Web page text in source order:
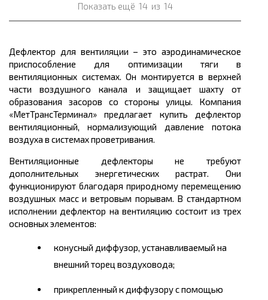
Показать ещё 14 из 14
Дефлектор для вентиляции – это аэродинамическое
приспособление для оптимизации тяги в
вентиляционных системах. Он монтируется в верхней
части воздушного канала и защищает шахту от
образования засоров со стороны улицы. Компания
«МетТрансТерминал» предлагает купить дефлектор
вентиляционный, нормализующий давление потока
воздуха в системах проветривания.
Вентиляционные дефлекторы не требуют
дополнительных энергетических растрат. Они
функционируют благодаря природному перемещению
воздушных масс и ветровым порывам. В стандартном
исполнении дефлектор на вентиляцию состоит из трех
основных элементов:
конусный диффузор, устанавливаемый на
внешний торец воздуховода;
прикрепленный к диффузору с помощью